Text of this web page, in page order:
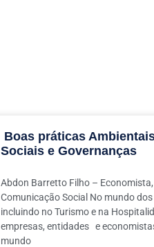
Boas práticas
Sociais e Governanças
Abdon Barretto Filho –
Comunicação Social No mundo
incluindo no Turismo e na
empresas, entidades e
mundo